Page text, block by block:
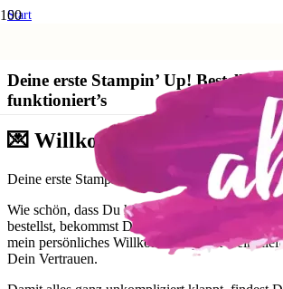
Start
Deine erste Stampin’ Up! Bestellung
funktioniert’s
💌 Willkommen bei
Deine erste Stampin’ Up! Bestellung – einfach
Wie schön, dass Du hier bist! Wenn Du zum
bestellst, bekommst Du nicht nur kreative
mein persönliches Willkommenspaket – ein
Dein Vertrauen.